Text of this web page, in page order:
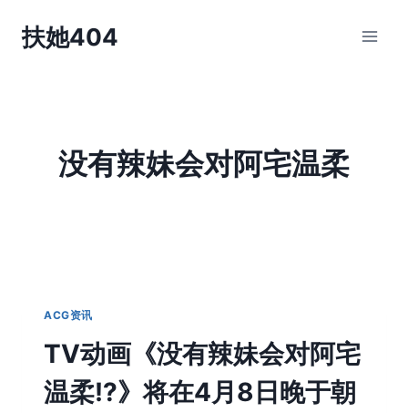
扶她404
没有辣妹会对阿宅温柔
ACG资讯
TV动画《没有辣妹会对阿宅
温柔!?》将在4月8日晚于朝